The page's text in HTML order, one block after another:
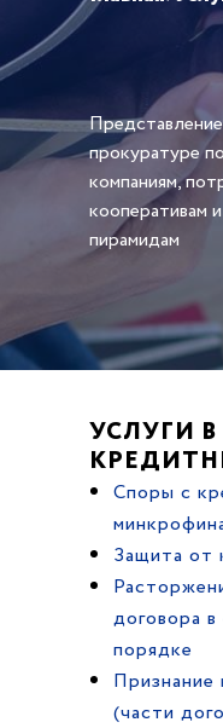
прокуратуре
компаниям,
кооперативам
пирамидам
УСЛУГИ
Споры с
Защита от
договора
порядке
Признание
(части